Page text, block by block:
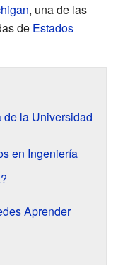
, una de las
de Estados
la Universidad
en Ingeniería
Aprender